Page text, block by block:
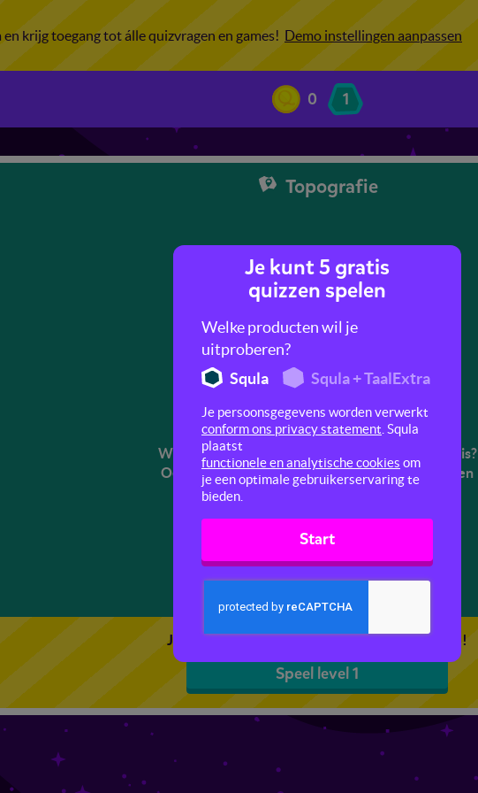
krijg toegang tot álle quizvragen en games! Demo instellingen aanpassen
0 1
Topografie
Weet jij waar de Himalaya is? Of waar de Sahara is?
Oefen in deze quiz met verschillende gebieden en
gebergtes over de hele wereld.
Je kunt 5 gratis quizzen spelen. Speel de eerste!
Speel level 1
Je kunt 5 gratis
quizzen spelen
Welke producten wil je
uitproberen?
Squla
Squla + TaalExtra
Je persoonsgegevens worden verwerkt
conform ons privacy statement . Squla
plaatst
functionele en analytische cookies om
je een optimale gebruikerservaring te
bieden.
Start